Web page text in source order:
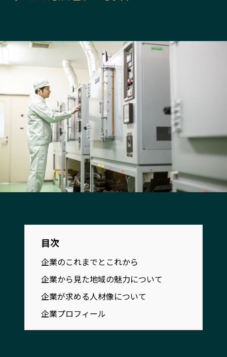
北摂エリア
堺・泉州エリア
河内エリア
兵庫エリア
奈良エリア
和歌山エリア
鳥取エリア
島根エリア
岡山エリア
山口エリア
徳島エリア
香川エリア
愛媛エリア
高知エリア
福岡エリア
佐賀エリア
長崎エリア
熊本エリア
大分エリア
カテゴリから探す
特集コンテンツ
地域を代表する 企業100選
プレスリリース
行政連携記事
MILCプロジェクト
Localist
SDGsの先駆者
目次
企業のこれまでとこれから
企業から見た地域の魅力について
企業が求める人材像について
企業プロフィール